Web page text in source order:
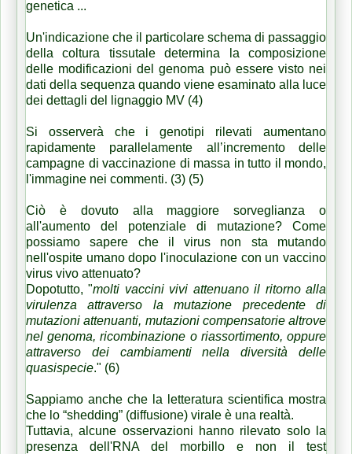
genetica ...
Un'indicazione che il particolare schema di passaggio
della coltura tissutale determina la composizione
delle modificazioni del genoma può essere visto nei
dati della sequenza quando viene esaminato alla luce
dei dettagli del lignaggio MV (4)
Si osserverà che i genotipi rilevati aumentano
rapidamente parallelamente all’incremento delle
campagne di vaccinazione di massa in tutto il mondo,
l'immagine nei commenti. (3) (5)
Ciò è dovuto alla maggiore sorveglianza o
all'aumento del potenziale di mutazione? Come
possiamo sapere che il virus non sta mutando
nell'ospite umano dopo l'inoculazione con un vaccino
virus vivo attenuato?
Dopotutto, "molti vaccini vivi attenuano il ritorno alla
virulenza attraverso la mutazione precedente di
mutazioni attenuanti, mutazioni compensatorie altrove
nel genoma, ricombinazione o riassortimento, oppure
attraverso dei cambiamenti nella diversità delle
quasispecie." (6)
Sappiamo anche che la letteratura scientifica mostra
che lo “shedding” (diffusione) virale è una realtà.
Tuttavia, alcune osservazioni hanno rilevato solo la
presenza dell'RNA del morbillo e non il test